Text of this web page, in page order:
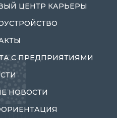
ЦЕНТР КАРЬЕРЫ
С ПРЕДПРИЯТИЯМИ
НОВОСТИ